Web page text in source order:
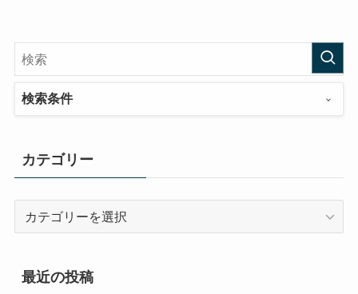
検索条件
カテゴリー
リ
最近の投稿